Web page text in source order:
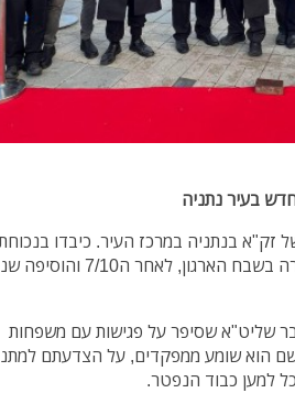
בעיר נתניה
זק"א בנתניה במרכז העיר. כיבדו
העיר גב׳ מרים פיירברג שתחי׳ שדיברה בשבח
שליט"א שסיפר על פגישות עם משפחות
הוא שומע ממפקדים, על הצדעתם
למען כבוד הנפטר.